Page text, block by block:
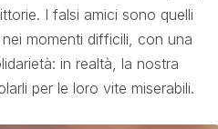
I falsi amici sono quelli
momenti difficili, con una
in realtà, la nostra
per le loro vite miserabili.